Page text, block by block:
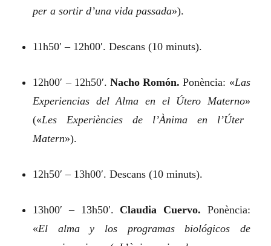
per a sortir d’una vida passada»).
11h50′ – 12h00′. Descans (10 minuts).
12h00′ – 12h50′. Nacho Romón. Ponència: «Las
Experiencias del Alma en el Útero Materno»
(«Les Experiències de l’Ànima en l’Úter
Matern»).
12h50′ – 13h00′. Descans (10 minuts).
13h00′ – 13h50′. Claudia Cuervo. Ponència:
«El alma y los programas biológicos de